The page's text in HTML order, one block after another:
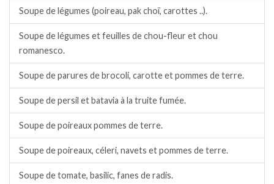
Soupe de légumes (poireau, pak choï, carottes ..).
Soupe de légumes et feuilles de chou-fleur et chou
romanesco.
Soupe de parures de brocoli, carotte et pommes de terre.
Soupe de persil et batavia à la truite fumée.
Soupe de poireaux pommes de terre.
Soupe de poireaux, céleri, navets et pommes de terre.
Soupe de tomate, basilic, fanes de radis.